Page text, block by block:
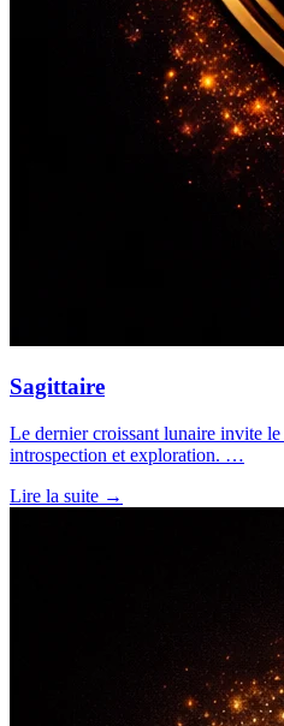
Sagittaire
Le dernier croissant lunaire invite
introspection et exploration. …
Lire la suite →